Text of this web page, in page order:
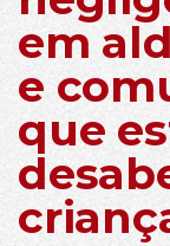
em
e
que